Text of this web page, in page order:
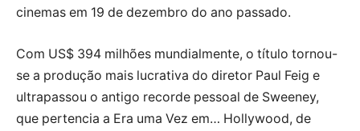
cinemas em 19 de dezembro do ano passado.
Com US$ 394 milhões mundialmente, o título tornou-
se a produção mais lucrativa do diretor Paul Feig e
ultrapassou o antigo recorde pessoal de Sweeney,
que pertencia a Era uma Vez em… Hollywood, de